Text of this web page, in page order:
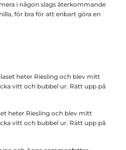
i någon slags återkommande
för bra för att enbart göra en
heter Riesling och blev mitt
vitt och bubbel ur. Rätt upp på